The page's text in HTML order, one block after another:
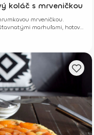
koláč s mrveničkou
mrveničkou.
marhuľami, hotový